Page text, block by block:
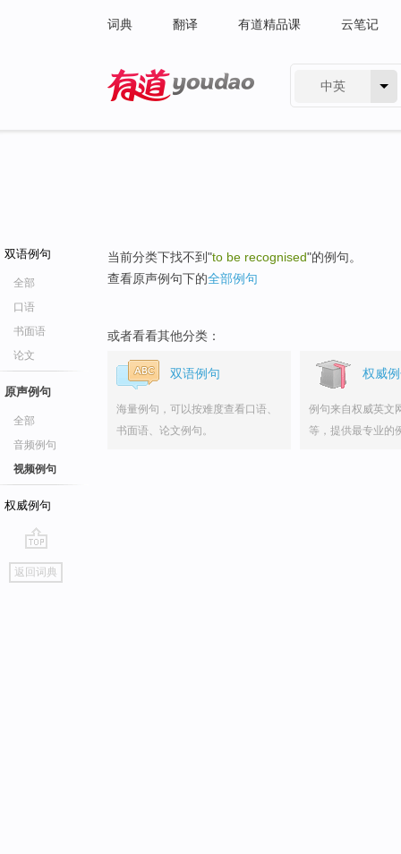
词典 翻译 有道精品课 云笔记
中英
双语例句
全部
口语
书面语
论文
原声例句
全部
音频例句
视频例句
权威例句
go
top
返回词典
当前分类下找不到"to be recognised"的例句。
查看原声例句下的全部例句
或者看看其他分类：
双语例句
海量例句，可以按难度查看口语、
书面语、论文例句。
权威
例句来自权威英文
等，提供最专业的